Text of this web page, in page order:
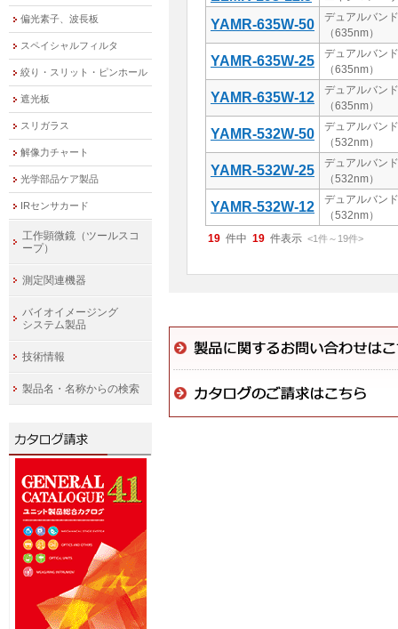
YAMR-635W-50
デュアルバン
（635nm）
YAMR-635W-25
デュアルバン
（635nm）
YAMR-635W-12
デュアルバン
（635nm）
YAMR-532W-50
デュアルバン
（532nm）
YAMR-532W-25
デュアルバン
（532nm）
YAMR-532W-12
デュアルバン
（532nm）
19 件中 19 件表示 <1件～ 19件>
偏光素子、波長板
スペイシャルフィルタ
絞り・スリット・ピンホール
遮光板
スリガラス
解像力チャート
光学部品ケア製品
IRセンサカード
工作顕微鏡（ツールスコ
ープ）
測定関連機器
バイオイメージング
システム製品
技術情報
製品名・名称からの検索